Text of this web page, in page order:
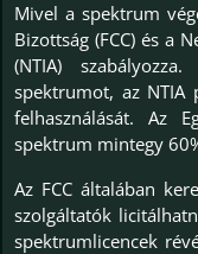
Mivel a spektrum
Bizottság (FCC) és a
(NTIA)
spektrumot, az NTIA
felhasználását. Az
spektrum mintegy
Az FCC általában
szolgáltatók
spektrumlicencek